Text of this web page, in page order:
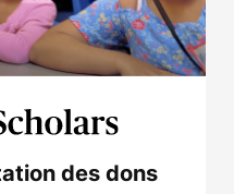
des dons